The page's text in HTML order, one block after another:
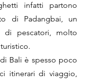
infatti partono
di Padangbai, un
di pescatori, molto
Bali è spesso poco
itinerari di viaggio,